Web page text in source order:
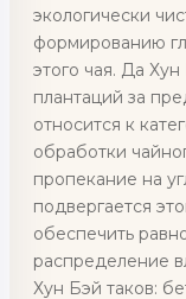
экологически
формированию
этого чая. Да
плантаций за
относится к
обработки
пропекание на
подвергается
обеспечить
распределение
Хун Бэй таков: